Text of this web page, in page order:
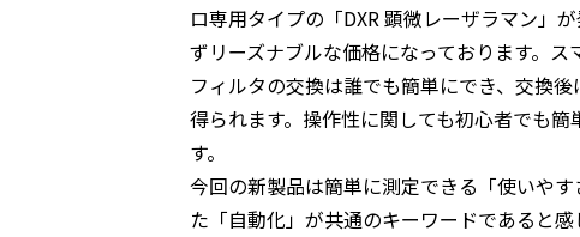
ロ専用タイプの「DXR 顕微レーザラマン」
ずリーズナブルな価格になっております。ス
フィルタの交換は誰でも簡単にでき、交換
得られます。操作性に関しても初心者でも
す。
今回の新製品は簡単に測定できる「使いや
た「自動化」が共通のキーワードであると感